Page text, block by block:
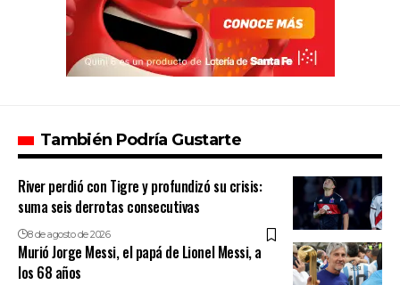
También Podría Gustarte
River perdió con Tigre y profundizó su crisis:
suma seis derrotas consecutivas
8 de agosto de 2026
Murió Jorge Messi, el papá de Lionel Messi, a
los 68 años